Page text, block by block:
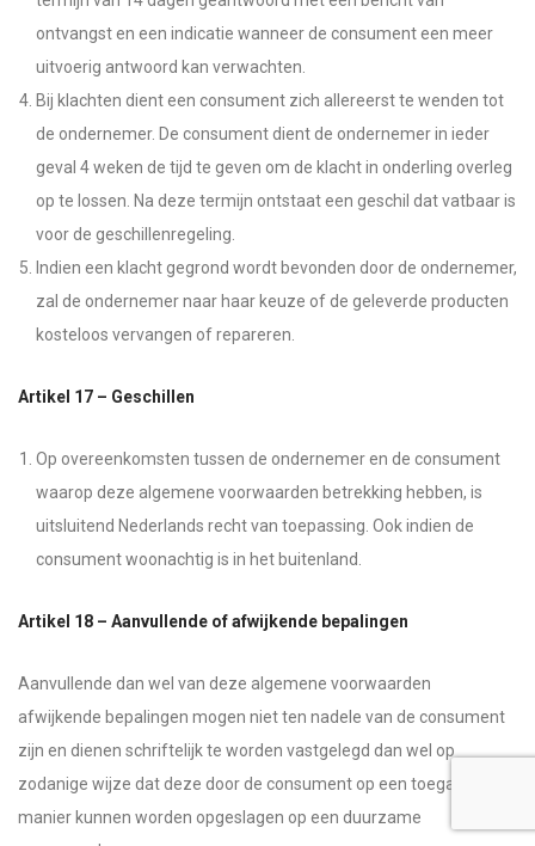
ontvangst en een indicatie wanneer de consument een meer
uitvoerig antwoord kan verwachten.
Bij klachten dient een consument zich allereerst te wenden tot
de ondernemer. De consument dient de ondernemer in ieder
geval 4 weken de tijd te geven om de klacht in onderling overleg
op te lossen. Na deze termijn ontstaat een geschil dat vatbaar is
voor de geschillenregeling.
Indien een klacht gegrond wordt bevonden door de ondernemer,
zal de ondernemer naar haar keuze of de geleverde producten
kosteloos vervangen of repareren.
Artikel 17 – Geschillen
Op overeenkomsten tussen de ondernemer en de consument
waarop deze algemene voorwaarden betrekking hebben, is
uitsluitend Nederlands recht van toepassing. Ook indien de
consument woonachtig is in het buitenland.
Artikel 18 – Aanvullende of afwijkende bepalingen
Aanvullende dan wel van deze algemene voorwaarden
afwijkende bepalingen mogen niet ten nadele van de consument
zijn en dienen schriftelijk te worden vastgelegd dan wel op
zodanige wijze dat deze door de consument op een toegankelijke
manier kunnen worden opgeslagen op een duurzame